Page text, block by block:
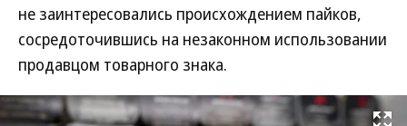
не заинтересовались происхождением пайков,
сосредоточившись на незаконном использовании
продавцом товарного знака.